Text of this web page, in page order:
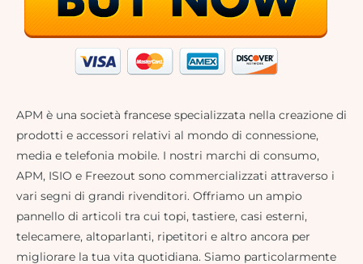
APM è una società francese specializzata nella creazione di
prodotti e accessori relativi al mondo di connessione,
media e telefonia mobile. I nostri marchi di consumo,
APM, ISIO e Freezout sono commercializzati attraverso i
vari segni di grandi rivenditori. Offriamo un ampio
pannello di articoli tra cui topi, tastiere, casi esterni,
telecamere, altoparlanti, ripetitori e altro ancora per
migliorare la tua vita quotidiana. Siamo particolarmente